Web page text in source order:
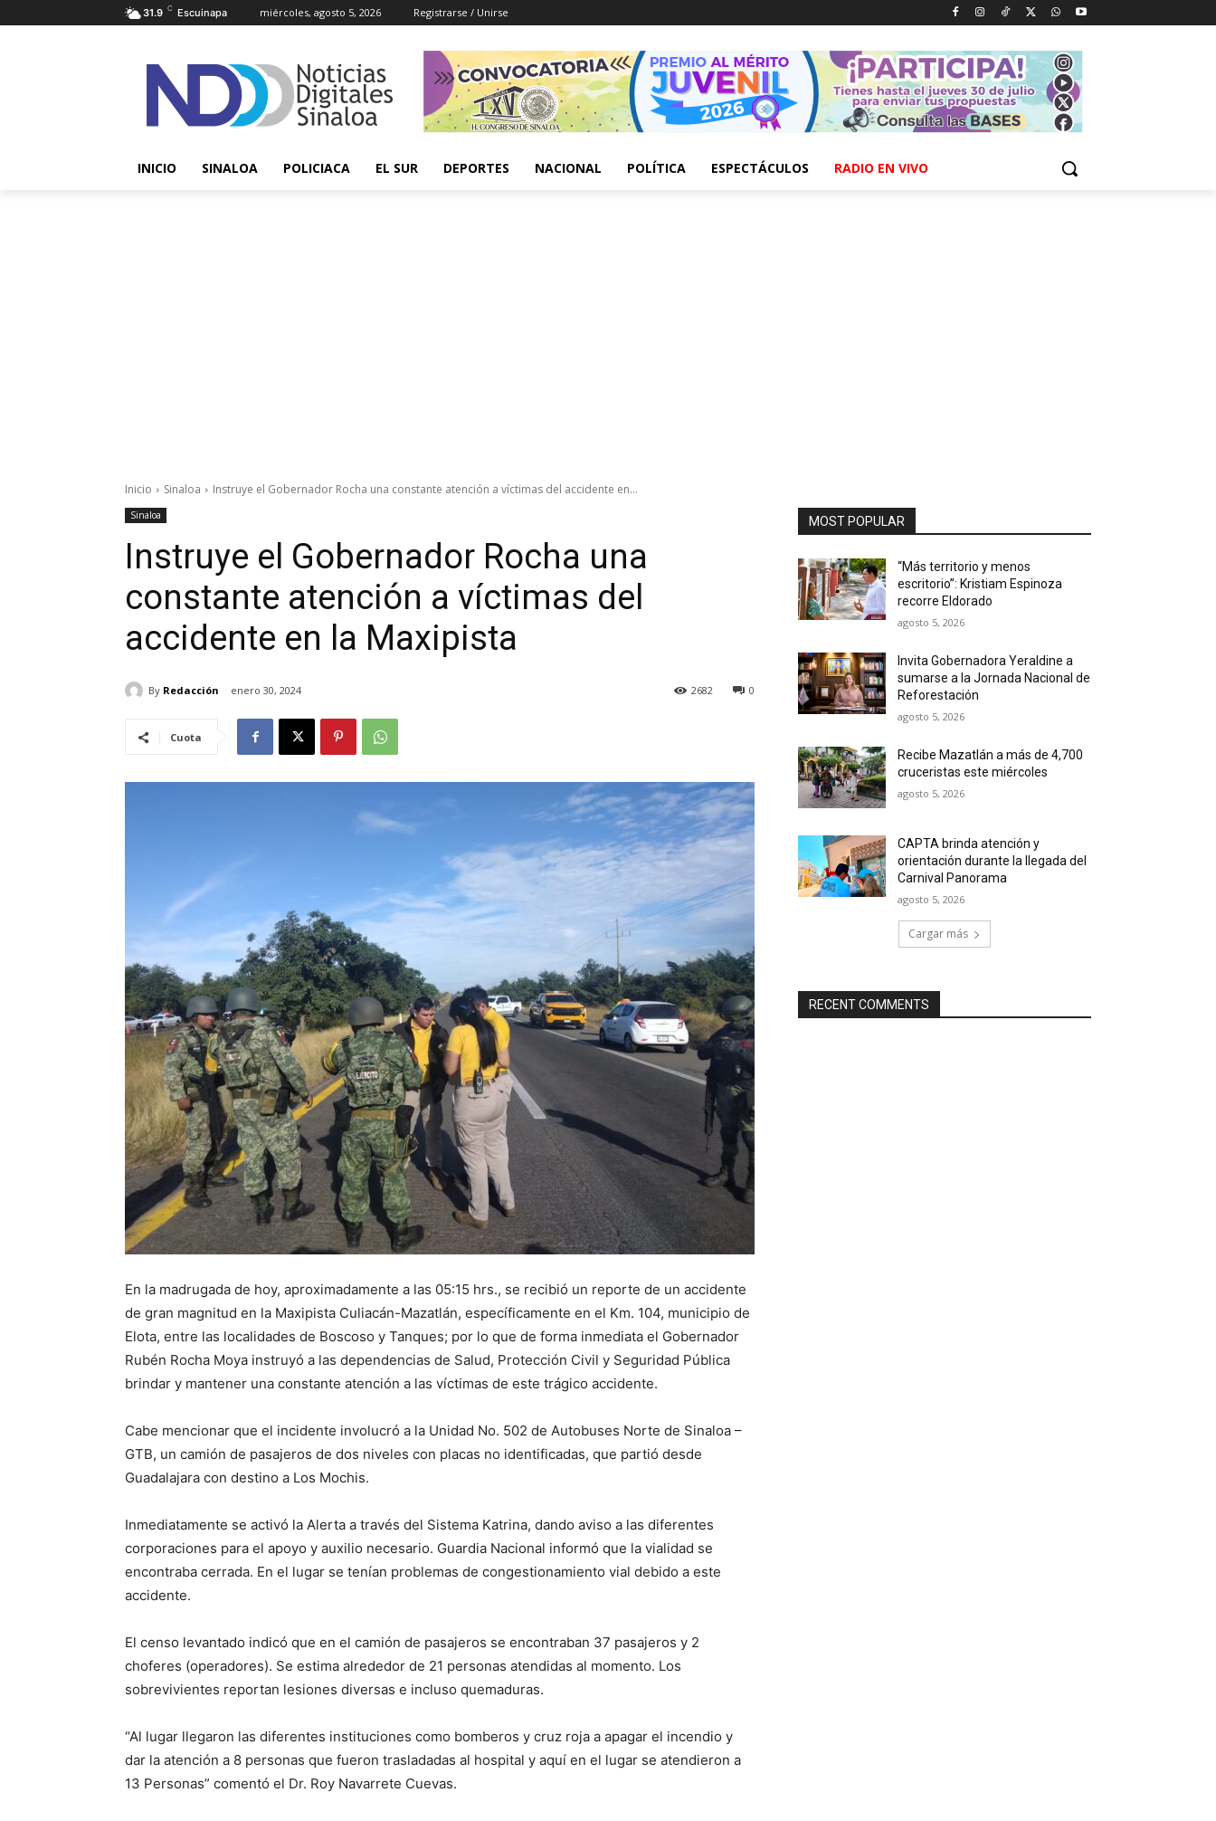
31.9 C Escuinapa miércoles, agosto 5, 2026 Registrarse / Unirse
INICIO SINALOA POLICIACA EL SUR DEPORTES NACIONAL POLÍTICA ESPECTÁCULOS RADIO EN VIVO
Inicio Sinaloa Instruye el Gobernador Rocha una constante atención a víctimas del accidente en...
Sinaloa
Instruye el Gobernador Rocha una
constante atención a víctimas del
accidente en la Maxipista
By Redacción enero 30, 2024 0
2682
Cuota
En la madrugada de hoy, aproximadamente a las 05:15 hrs., se recibió un reporte de un accidente
de gran magnitud en la Maxipista Culiacán-Mazatlán, específicamente en el Km. 104, municipio de
Elota, entre las localidades de Boscoso y Tanques; por lo que de forma inmediata el Gobernador
Rubén Rocha Moya instruyó a las dependencias de Salud, Protección Civil y Seguridad Pública
brindar y mantener una constante atención a las víctimas de este trágico accidente.
Cabe mencionar que el incidente involucró a la Unidad No. 502 de Autobuses Norte de Sinaloa –
GTB, un camión de pasajeros de dos niveles con placas no identificadas, que partió desde
Guadalajara con destino a Los Mochis.
Inmediatamente se activó la Alerta a través del Sistema Katrina, dando aviso a las diferentes
corporaciones para el apoyo y auxilio necesario. Guardia Nacional informó que la vialidad se
encontraba cerrada. En el lugar se tenían problemas de congestionamiento vial debido a este
accidente.
El censo levantado indicó que en el camión de pasajeros se encontraban 37 pasajeros y 2
choferes (operadores). Se estima alrededor de 21 personas atendidas al momento. Los
sobrevivientes reportan lesiones diversas e incluso quemaduras.
“Al lugar llegaron las diferentes instituciones como bomberos y cruz roja a apagar el incendio y
dar la atención a 8 personas que fueron trasladadas al hospital y aquí en el lugar se atendieron a
13 Personas” comentó el Dr. Roy Navarrete Cuevas.
MOST POPULAR
“Más territorio y menos
escritorio”: Kristiam Espinoza
recorre Eldorado
agosto 5, 2026
Invita Gobernadora Yeraldine a
sumarse a la Jornada Nacional de
Reforestación
agosto 5, 2026
Recibe Mazatlán a más de 4,700
cruceristas este miércoles
agosto 5, 2026
CAPTA brinda atención y
orientación durante la llegada del
Carnival Panorama
agosto 5, 2026
Cargar más
RECENT COMMENTS